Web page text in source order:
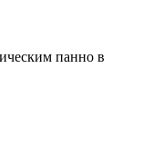
панно в